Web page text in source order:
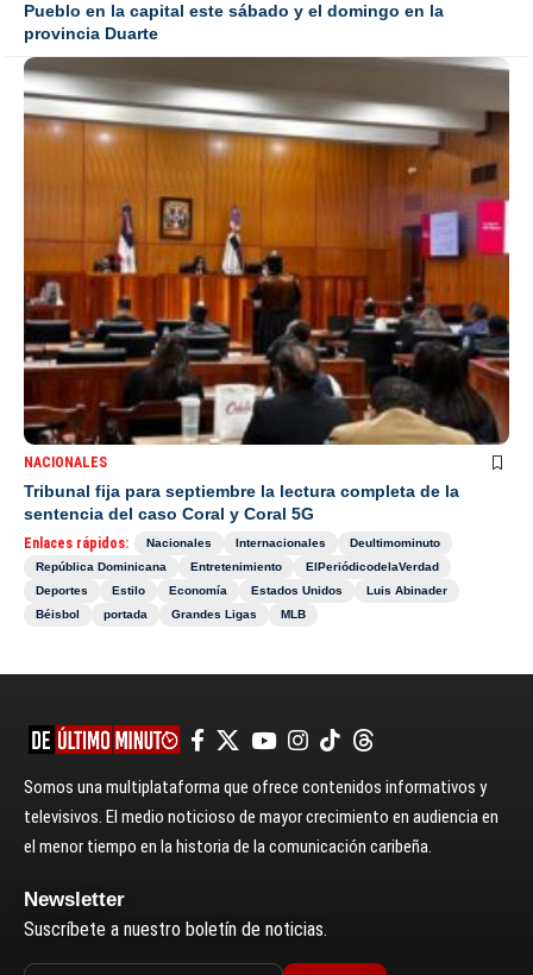
Pueblo en la capital este sábado y el domingo en la
provincia Duarte
NACIONALES
Tribunal fija para septiembre la lectura completa de la
sentencia del caso Coral y Coral 5G
Enlaces rápidos: Nacionales Internacionales
Deultimominuto
República Dominicana
Entretenimiento
ElPeriódicodelaVerdad
Deportes
Estilo Economía Estados Unidos
Luis Abinader
Béisbol
portada Grandes Ligas MLB
Somos una multiplataforma que ofrece contenidos informativos y
televisivos. El medio noticioso de mayor crecimiento en audiencia en
el menor tiempo en la historia de la comunicación caribeña.
Newsletter
Suscríbete a nuestro boletín de noticias.